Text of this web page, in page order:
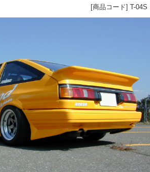
[商品コード] T-04S